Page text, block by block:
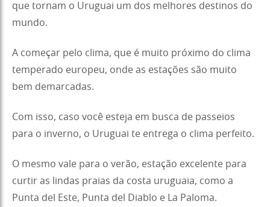
que tornam o Uruguai um dos melhores destinos do
mundo.
A começar pelo clima, que é muito próximo do clima
temperado europeu, onde as estações são muito
bem demarcadas.
Com isso, caso você esteja em busca de passeios
para o inverno, o Uruguai te entrega o clima perfeito.
O mesmo vale para o verão, estação excelente para
curtir as lindas praias da costa uruguaia, como a
Punta del Este, Punta del Diablo e La Paloma.